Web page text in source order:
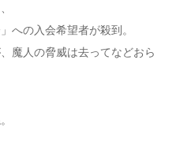
への入会希望者が殺到。
魔人の脅威は去ってなどおら